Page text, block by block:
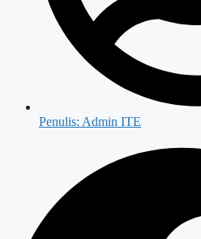
Penulis: Admin ITE